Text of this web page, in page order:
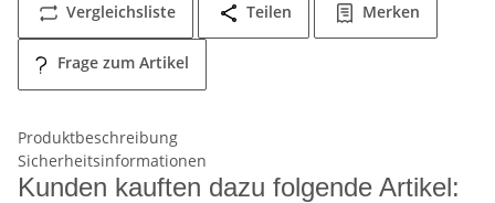
Vergleichsliste Teilen Merken
Frage zum Artikel
Produktbeschreibung
Sicherheitsinformationen
Kunden kauften dazu folgende Artikel: